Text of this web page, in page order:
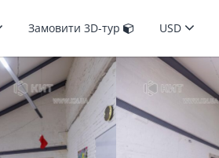
Замовити 3D-тур USD